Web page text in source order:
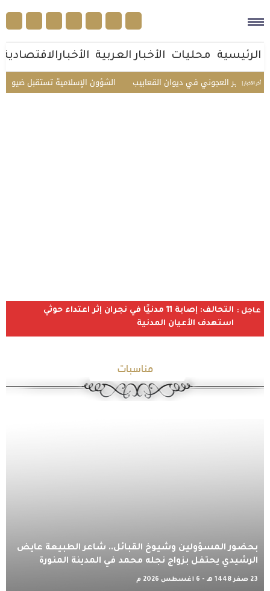
الرئيسية محليات الأخبار العربية الأخبارالاقتصادية
أخر الأخبار | الشؤون الإسلامية تستقبل ضيوف الدفعة العجوني في ديوان القعابيب
عاجل :
التحالف: إصابة 11 مدنيًا في نجران إثر اعتداء حوثي
استهدف الأعيان المدنية
مناسبات
بحضور المسؤولين وشيوخ القبائل.. شاعر الطبيعة عايض
الرشيدي يحتفل بزواج نجله محمد في المدينة المنورة
23 صفر 1448 هـ - 6 أغسطس 2026 م